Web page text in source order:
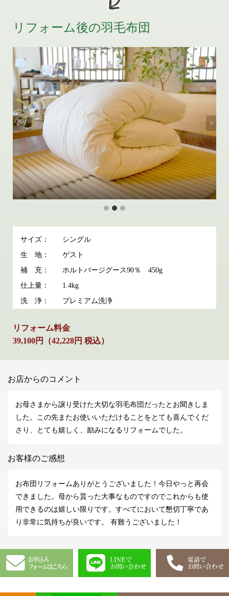
リフォーム後の羽毛布団
サイズ：
シングル
生 地：
ゲスト
補 充：
ホルトバージグース90％ 450g
仕上量：
1.4kg
洗 浄：
プレミアム洗浄
リフォーム料金
39,100円（42,228円 税込）
お店からのコメント
お母さまから譲り受けた大切な羽毛布団だったとお聞きしま
した。この先またお使いいただけることをとても喜んでくだ
さり、とても嬉しく、励みになるリフォームでした。
お客様のご感想
お布団リフォームありがとうございました！今日やっと再会
できました。母から貰った大事なものですのでこれからも使
用できるのは嬉しい限りです。すべてにおいて懇切丁寧であ
り非常に気持ちが良いです。 有難うございました！